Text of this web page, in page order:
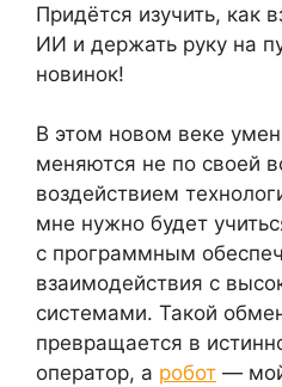
Придётся изучить, как
ИИ и держать руку на
новинок!
В этом новом веке
меняются не по своей
воздействием
мне нужно будет
с программным
взаимодействия с
системами. Такой
превращается в
оператор, а робот —